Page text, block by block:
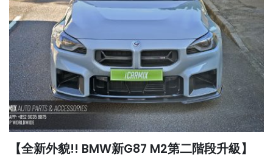
【全新外貌!! BMW新G87 M2第二階段升級】